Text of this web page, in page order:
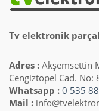
Tv elektronik
Adres : Akşemsettin
Cengiztopel Cad.
Whatsapp : 0 535
Mail :